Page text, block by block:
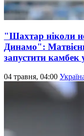
"Шахтар ніколи
Динамо":
запустити
04 травня, 04:00